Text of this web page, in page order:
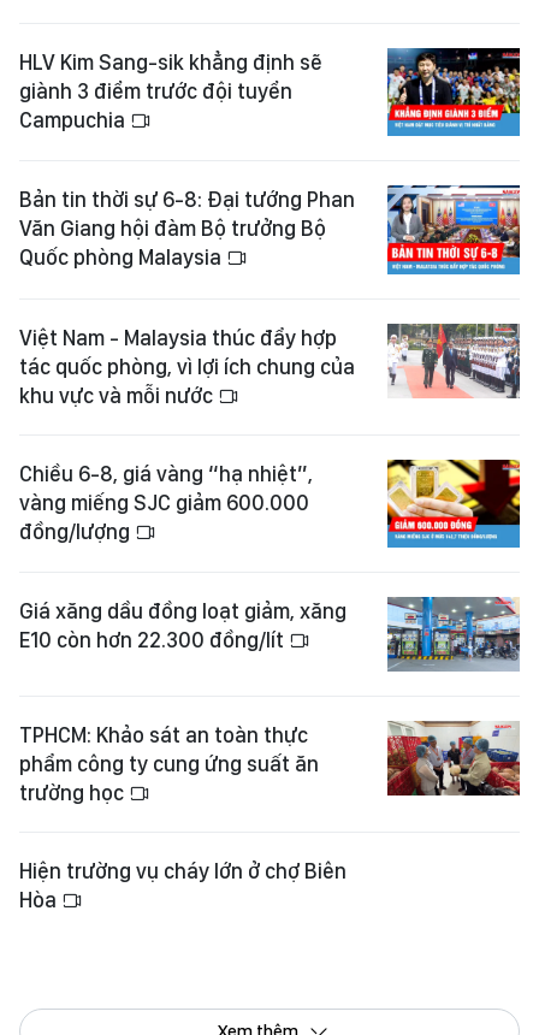
HLV Kim Sang-sik khẳng định sẽ
giành 3 điểm trước đội tuyển
Campuchia
Bản tin thời sự 6-8: Đại tướng Phan
Văn Giang hội đàm Bộ trưởng Bộ
Quốc phòng Malaysia
Việt Nam - Malaysia thúc đẩy hợp
tác quốc phòng, vì lợi ích chung của
khu vực và mỗi nước
Chiều 6-8, giá vàng “hạ nhiệt”,
vàng miếng SJC giảm 600.000
đồng/lượng
Giá xăng dầu đồng loạt giảm, xăng
E10 còn hơn 22.300 đồng/lít
TPHCM: Khảo sát an toàn thực
phẩm công ty cung ứng suất ăn
trường học
Hiện trường vụ cháy lớn ở chợ Biên
Hòa